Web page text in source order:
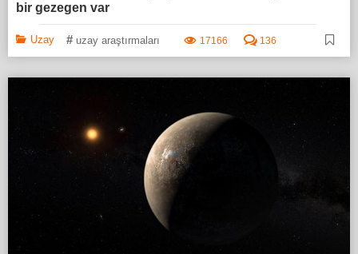
bir gezegen var
Uzay # uzay araştırmaları 17166 136